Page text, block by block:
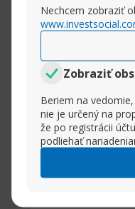
Nechcem zobraziť
Zobraziť
Beriem na
nie je určený na
že po registrácii
podliehať
tom, či sa
(medvedie
(býčie
pomerne malá a
ktorá svojou
predchádzajúcu